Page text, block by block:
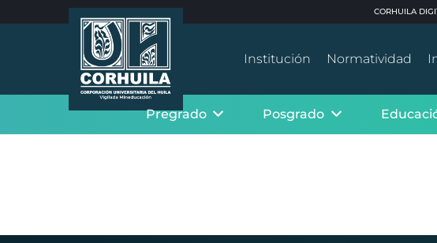
CORHUILA
Institución Normatividad
Pregrado Posgrado